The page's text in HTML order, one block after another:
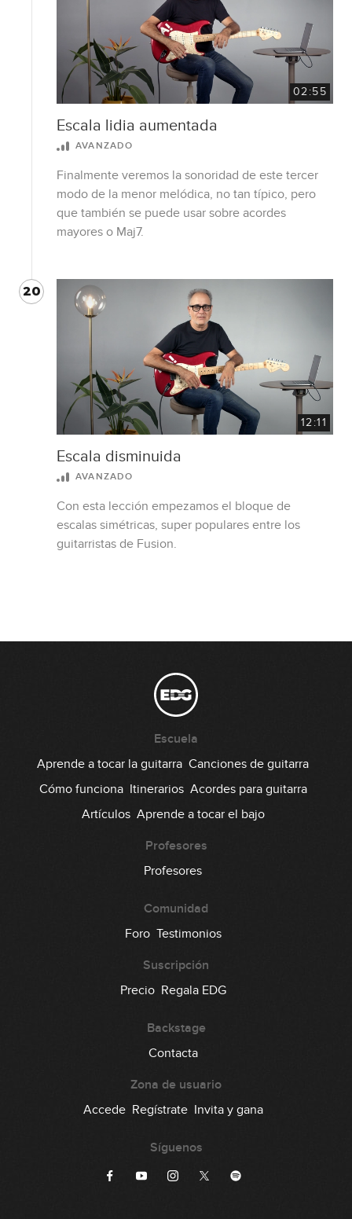
02:55
Escala lidia aumentada
AVANZADO
Finalmente veremos la sonoridad de este tercer
modo de la menor melódica, no tan típico, pero
que también se puede usar sobre acordes
mayores o Maj7.
20
12:11
Escala disminuida
AVANZADO
Con esta lección empezamos el bloque de
escalas simétricas, super populares entre los
guitarristas de Fusion.
Escuela
Aprende a tocar la guitarra Canciones de guitarra
Cómo funciona Itinerarios Acordes para guitarra
Artículos Aprende a tocar el bajo
Profesores
Profesores
Comunidad
Foro Testimonios
Suscripción
Precio Regala EDG
Backstage
Contacta
Zona de usuario
Accede Regístrate Invita y gana
Síguenos